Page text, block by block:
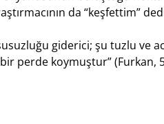
da “keşfettim”
giderici; şu tuzlu ve
perde koymuştur” (Furkan,